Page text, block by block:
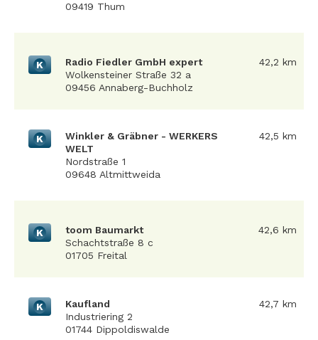
09419 Thum
K
Radio Fiedler GmbH expert
Wolkensteiner Straße 32 a
09456 Annaberg-Buchholz
42,2 km
K
Winkler & Gräbner - WERKERS
WELT
Nordstraße 1
09648 Altmittweida
42,5 km
K
toom Baumarkt
Schachtstraße 8 c
01705 Freital
42,6 km
K
Kaufland
Industriering 2
01744 Dippoldiswalde
42,7 km